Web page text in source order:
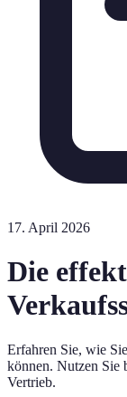
17. April 2026
Die
Erfahren Sie, wie
können. Nutzen Sie
Vertrieb.